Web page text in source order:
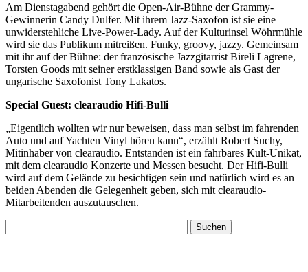
Am Dienstagabend gehört die Open-Air-Bühne der Grammy-
Gewinnerin Candy Dulfer. Mit ihrem Jazz-Saxofon ist sie eine
unwiderstehliche Live-Power-Lady. Auf der Kulturinsel Wöhrmühle
wird sie das Publikum mitreißen. Funky, groovy, jazzy. Gemeinsam
mit ihr auf der Bühne: der französische Jazzgitarrist Bireli Lagrene,
Torsten Goods mit seiner erstklassigen Band sowie als Gast der
ungarische Saxofonist Tony Lakatos.
Special Guest: clearaudio Hifi-Bulli
„Eigentlich wollten wir nur beweisen, dass man selbst im fahrenden
Auto und auf Yachten Vinyl hören kann“, erzählt Robert Suchy,
Mitinhaber von clearaudio. Entstanden ist ein fahrbares Kult-Unikat,
mit dem clearaudio Konzerte und Messen besucht. Der Hifi-Bulli
wird auf dem Gelände zu besichtigen sein und natürlich wird es an
beiden Abenden die Gelegenheit geben, sich mit clearaudio-
Mitarbeitenden auszutauschen.